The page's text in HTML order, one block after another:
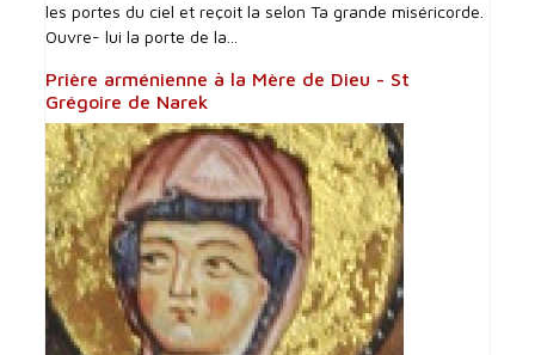
les portes du ciel et reçoit la selon Ta grande miséricorde.
Ouvre- lui la porte de la...
Prière arménienne à la Mère de Dieu - St
Grégoire de Narek